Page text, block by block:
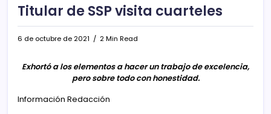
Titular de SSP visita cuarteles
6 de octubre de 2021 2 Min Read
Exhortó a los elementos a hacer un trabajo de excelencia,
pero sobre todo con honestidad.
Información Redacción